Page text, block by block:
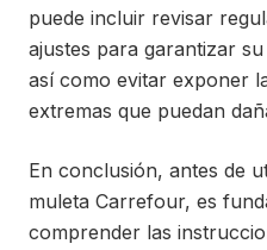
puede incluir revisar
ajustes para garantizar
así como evitar exponer
extremas que puedan
En conclusión, antes de
muleta Carrefour, es
comprender las